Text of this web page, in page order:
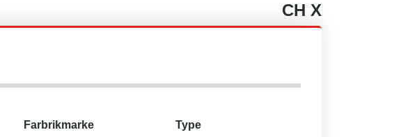
CH X
Farbrikmarke
Type